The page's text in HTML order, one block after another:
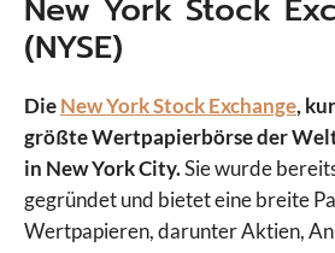
New York Stock
(NYSE)
DieNew York Stock Exchange,
größte Wertpapierbörse der
in New York City.Sie wurde
gegründet und bietet eine breite
Wertpapieren, darunter Aktien,